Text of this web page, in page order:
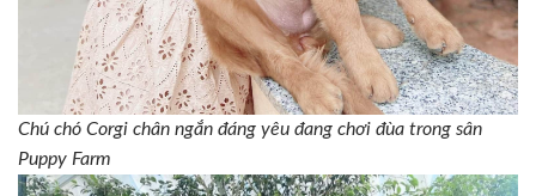
Chú chó Corgi chân ngắn đáng yêu đang chơi đùa trong sân
Puppy Farm